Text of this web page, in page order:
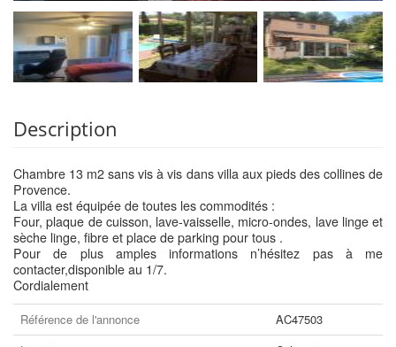
Description
Chambre 13 m2 sans vis à vis dans villa aux pieds des collines de
Provence.
La villa est équipée de toutes les commodités :
Four, plaque de cuisson, lave-vaisselle, micro-ondes, lave linge et
sèche linge, fibre et place de parking pour tous .
Pour de plus amples informations n’hésitez pas à me
contacter,disponible au 1/7.
Cordialement
Référence de l'annonce
AC47503